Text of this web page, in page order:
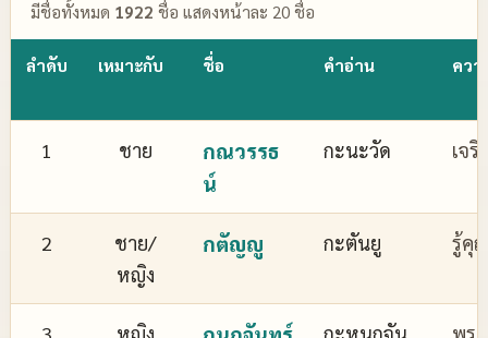
มีชื่อทั้งหมด 1922 ชื่อ แสดงหน้าละ 20 ชื่อ
ลำดับ เหมาะกับ ชื่อ คำอ่าน คว
1 ชาย
กณวรรธ
น์
กะนะวัด เจ
2
ชาย/
หญิง
กตัญญู กะตันยู รู้คุ